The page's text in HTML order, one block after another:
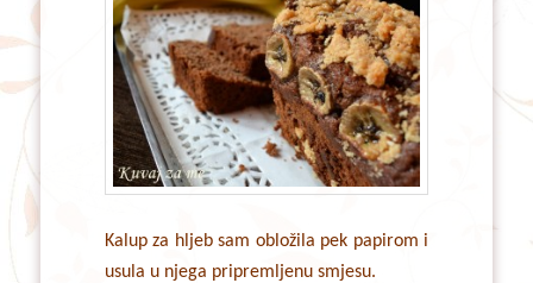
Kalup za hljeb sam obložila pek papirom i
usula u njega pripremljenu smjesu.